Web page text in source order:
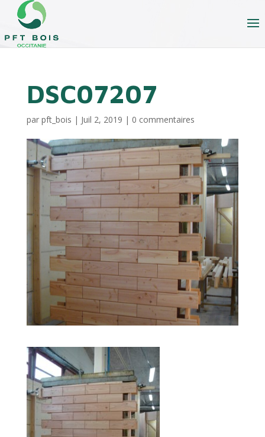
DSC07207
par pft_bois | Juil 2, 2019 | 0 commentaires